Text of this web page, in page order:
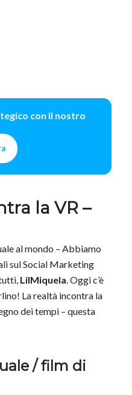
con il nostro
la VR –
al mondo – Abbiamo
sul Social Marketing
LilMiquela . Oggi c’è
La realtà incontra la
dei tempi – questa
/ film di